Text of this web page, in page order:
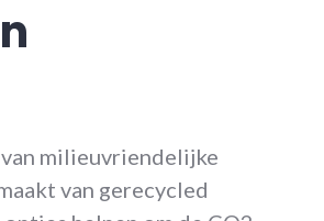
milieuvriendelijke
van gerecycled